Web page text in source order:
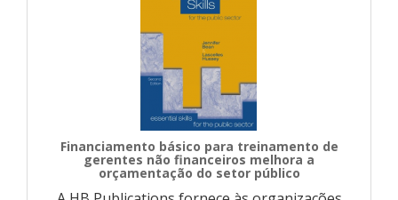
Financiamento básico para treinamento de
gerentes não financeiros melhora a
orçamentação do setor público